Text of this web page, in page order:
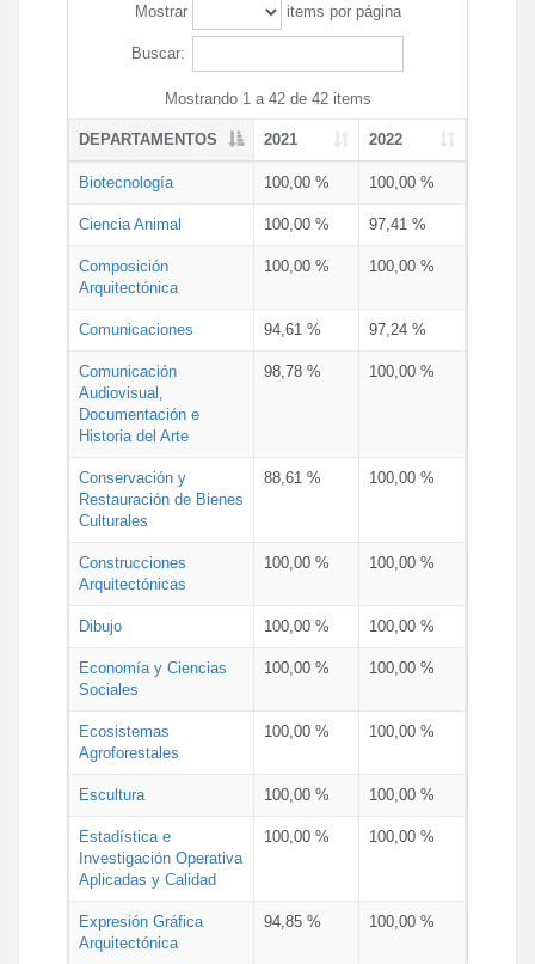
Mostrar items por página
Buscar:
Mostrando 1 a 42 de 42 items
DEPARTAMENTOS 2021 2022
Biotecnología 100,00 % 100,00 %
Ciencia Animal 100,00 % 97,41 %
Composición
Arquitectónica
100,00 % 100,00 %
Comunicaciones 94,61 % 97,24 %
Comunicación
Audiovisual,
Documentación e
Historia del Arte
98,78 % 100,00 %
Conservación y
Restauración de Bienes
Culturales
88,61 % 100,00 %
Construcciones
Arquitectónicas
100,00 % 100,00 %
Dibujo 100,00 % 100,00 %
Economía y Ciencias
Sociales
100,00 % 100,00 %
Ecosistemas
Agroforestales
100,00 % 100,00 %
Escultura 100,00 % 100,00 %
Estadística e
Investigación Operativa
Aplicadas y Calidad
100,00 % 100,00 %
Expresión Gráfica
Arquitectónica
94,85 % 100,00 %